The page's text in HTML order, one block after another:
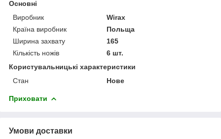
Основні
Виробник
Wirax
Країна виробник
Польща
Ширина захвату
165
Кількість ножів
6 шт.
Користувальницькі характеристики
Стан
Нове
Приховати
Умови доставки